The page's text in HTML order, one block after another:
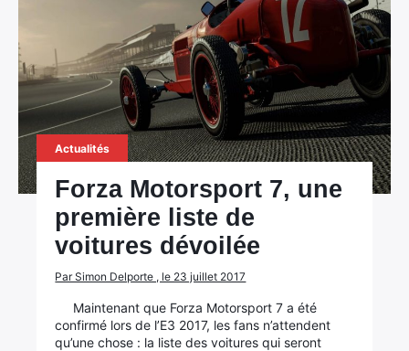
Actualités
Forza Motorsport 7, une
première liste de
voitures dévoilée
Par Simon Delporte , le 23 juillet 2017
Maintenant que Forza Motorsport 7 a été
confirmé lors de l’E3 2017, les fans n’attendent
qu’une chose : la liste des voitures qui seront